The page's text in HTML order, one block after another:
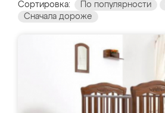
Сортировка: По популярности
Сначала дороже